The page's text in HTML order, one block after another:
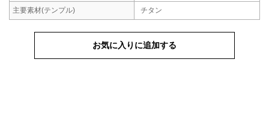
主要素材(テンプル) チタン
お気に入りに追加する